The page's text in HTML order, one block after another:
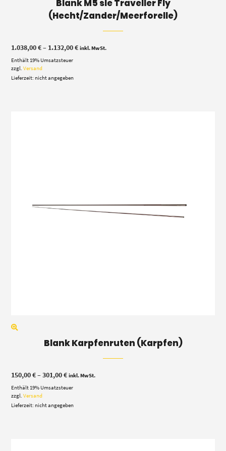
Blank M5 sle Traveller Fly
(Hecht/Zander/Meerforelle)
1.038,00€– 1.132,00€Preisspanne:
inkl. MwSt.
Enthält 19% Umsatzsteuer
zzgl.Versand
Lieferzeit: nicht angegeben
Blank Karpfenruten (Karpfen)
150,00€–301,00€Preisspanne:
bis
inkl. MwSt.
Enthält 19% Umsatzsteuer
zzgl.Versand
Lieferzeit: nicht angegeben